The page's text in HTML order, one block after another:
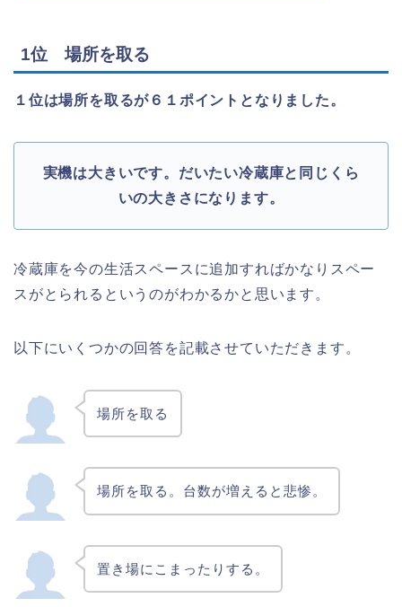
1位 場所を取る
１位は場所を取るが６１ポイントとなりました。
実機は大きいです。だいたい冷蔵庫と同じくら
いの大きさになります。
冷蔵庫を今の生活スペースに追加すればかなりスペー
スがとられるというのがわかるかと思います。
以下にいくつかの回答を記載させていただきます。
場所を取る
場所を取る。台数が増えると悲惨。
置き場にこまったりする。